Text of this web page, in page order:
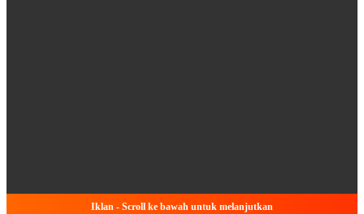
Iklan - Scroll ke bawah untuk melanjutkan